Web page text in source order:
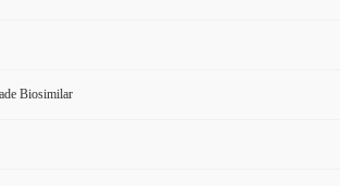
Biosimilar